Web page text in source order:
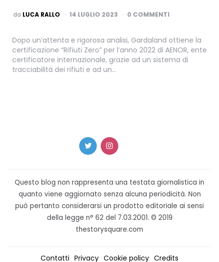
PUBBLICATO
da LUCA RALLO 14 LUGLIO 2023 0 COMMENTI
Dopo un’attenta e rigorosa analisi, Gardaland ottiene la
certificazione “Rifiuti Zero” per l’anno 2022 di AENOR, ente
certificatore internazionale, grazie ad un sistema di
tracciabilità dei rifiuti e ad un…
Questo blog non rappresenta una testata giornalistica in
quanto viene aggiornato senza alcuna periodicità. Non
può pertanto considerarsi un prodotto editoriale ai sensi
della legge n° 62 del 7.03.2001. © 2019
thestorysquare.com
Contatti Privacy Cookie policy Credits